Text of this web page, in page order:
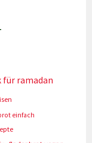
für ramadan
einfach